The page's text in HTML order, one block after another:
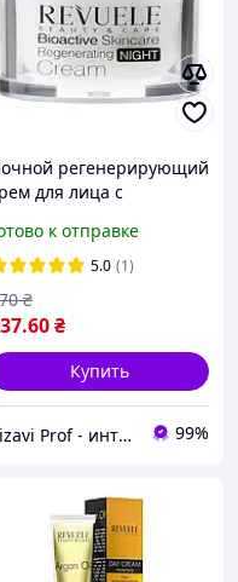
регенерирующий
для лица с
Bioactive Skincare
Night Cream
мл
к отправке
5.0 (1)
.60₴
₴
Купить
Vizavi Prof - интернет-магазин профессиональной косметики 99%